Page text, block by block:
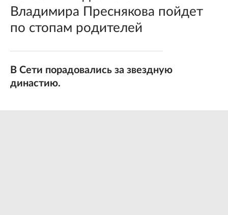
Владимира Преснякова пойдет
по стопам родителей
В Сети порадовались за звездную
династию.